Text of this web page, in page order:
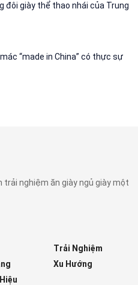
đôi giày thể thao nhái của Trung
“made in China” có thực sự
trải nghiệm ăn giày ngủ giày một
Trải Nghiệm
Xu Hướng